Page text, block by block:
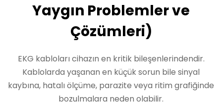
Yaygın Problemler ve
Çözümleri)
EKG kabloları cihazın en kritik bileşenlerindendir.
Kablolarda yaşanan en küçük sorun bile sinyal
kaybına, hatalı ölçüme, parazite veya ritim grafiğinde
bozulmalara neden olabilir.